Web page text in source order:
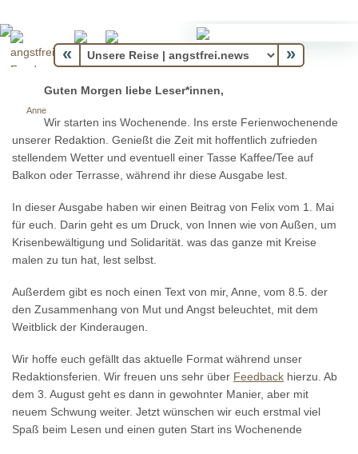
« »
Anne
Guten Morgen liebe Leser*innen,
Wir starten ins Wochenende. Ins erste Ferienwochenende
unserer Redaktion. Genießt die Zeit mit hoffentlich zufrieden
stellendem Wetter und eventuell einer Tasse Kaffee/Tee auf
Balkon oder Terrasse, während ihr diese Ausgabe lest.
In dieser Ausgabe haben wir einen Beitrag von Felix vom 1. Mai
für euch. Darin geht es um Druck, von Innen wie von Außen, um
Krisenbewältigung und Solidarität. was das ganze mit Kreise
malen zu tun hat, lest selbst.
Außerdem gibt es noch einen Text von mir, Anne, vom 8.5. der
den Zusammenhang von Mut und Angst beleuchtet, mit dem
Weitblick der Kinderaugen.
Wir hoffe euch gefällt das aktuelle Format während unser
Redaktionsferien. Wir freuen uns sehr über Feedback hierzu. Ab
dem 3. August geht es dann in gewohnter Manier, aber mit
neuem Schwung weiter. Jetzt wünschen wir euch erstmal viel
Spaß beim Lesen und einen guten Start ins Wochenende